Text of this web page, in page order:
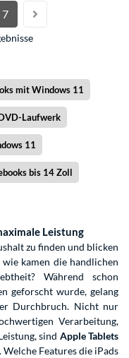
7
mit Windows 11
Laufwerk
11
bis 14 Zoll
Leistung
zu finden und blicken
kamen die handlichen
Während schon
geforscht wurde, gelang
Durchbruch. Nicht nur
Verarbeitung,
sind Apple Tablets
Features die iPads